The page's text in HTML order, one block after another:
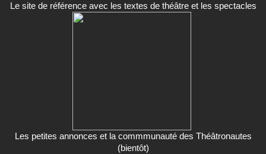
Le site de référence avec les textes de théâtre et les spectacles
Les petites annonces et la commmunauté des Théâtronautes
(bientôt)